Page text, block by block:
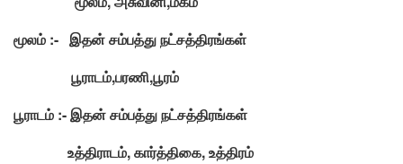
மூலம் :- இதன் சம்பத்து நட்சத்திரங்கள்
பூராடம்,பரணி,பூரம்
பூராடம் :- இதன் சம்பத்து நட்சத்திரங்கள்
உத்திராடம், கார்த்திகை, உத்திரம்